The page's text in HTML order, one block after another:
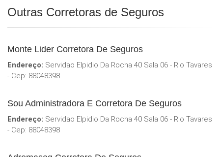
Outras Corretoras de Seguros
Monte Lider Corretora De Seguros
Endereço: Servidao Elpidio Da Rocha 40 Sala 06 - Rio Tavares
- Cep: 88048398
Sou Administradora E Corretora De Seguros
Endereço: Servidao Elpidio Da Rocha 40 Sala 06 - Rio Tavares
- Cep: 88048398